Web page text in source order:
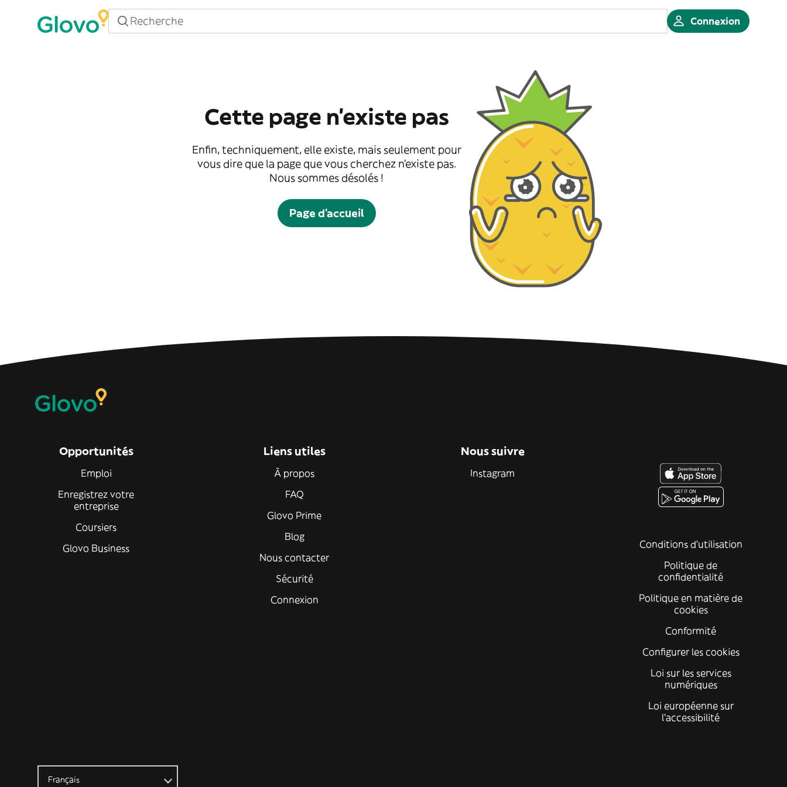
Connexion
Cette page n'existe pas
Enfin, techniquement, elle existe, mais seulement pour
vous dire que la page que vous cherchez n'existe pas.
Nous sommes désolés !
Page d'accueil
Opportunités
Emploi
Enregistrez votre
entreprise
Coursiers
Glovo Business
Liens utiles
À propos
FAQ
Glovo Prime
Blog
Nous contacter
Sécurité
Connexion
Nous suivre
Instagram
Conditions d'utilisation
Politique de
confidentialité
Politique en matière de
cookies
Conformité
Configurer les cookies
Loi sur les services
numériques
Loi européenne sur
l’accessibilité